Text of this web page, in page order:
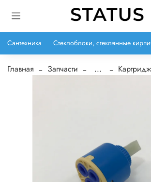
Сантехника Стеклоблоки, стеклянные
Главная Запчасти ...